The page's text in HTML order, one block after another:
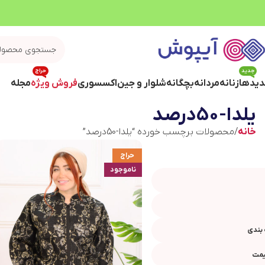
جدید
زنانهمردانهبچگانهشلوار و جیناکسسوریفروش ویژه
حراج
مجله
یلدا-50درصد
خانه محصولات برچسب خورده “یلدا-50درصد”
حراج
ناموجود